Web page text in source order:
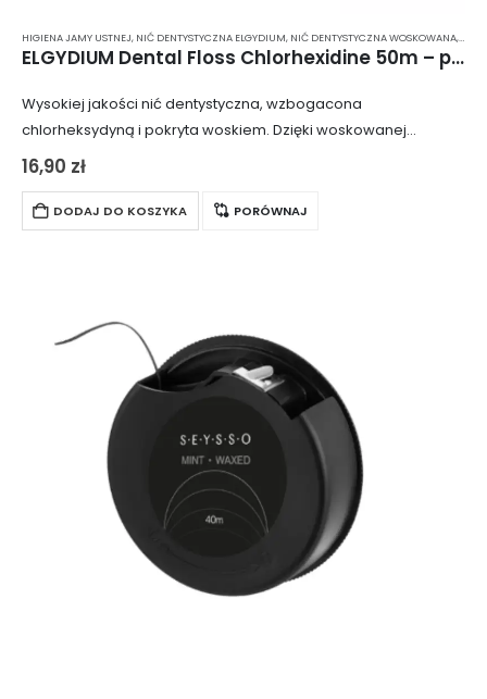
HIGIENA JAMY USTNEJ, NIĆ DENTYSTYCZNA ELGYDIUM, NIĆ DENTYSTYCZNA WOSKOWANA,NIĆ
ELGYDIUM Dental Floss Chlorhexidine 50m – pozbawiona mięty nić dentystyczna z chlorheksydyną
Wysokiej jakości nić dentystyczna, wzbogacona
chlorheksydyną i pokryta woskiem. Dzięki woskowanej
powierzchni, nitkowanie przestrzeni międzyzębowych jest
delikatne i wygodne, minimalizując ryzyko podrażnień dziąseł
spowodowanych zbyt dużym naciskiem. Chlorheksydyna
obecna w…
16,90 zł
DODAJ DO KOSZYKA PORÓWNAJ